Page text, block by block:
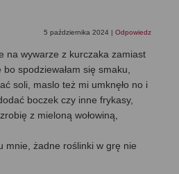
5 października 2024 | Odpowiedz
na wywarze z kurczaka zamiast
spodziewałam się smaku,
soli, maslo też mi umknęło no i
boczek czy inne frykasy,
z mieloną wołowiną,
mnie, żadne roślinki w grę nie